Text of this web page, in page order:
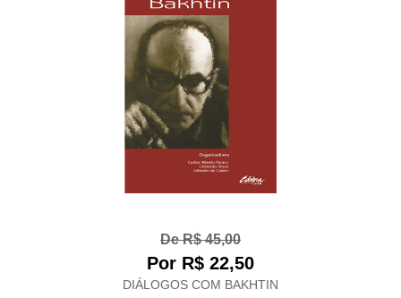
De R$ 45,00
Por R$ 22,50
DIÁLOGOS COM BAKHTIN